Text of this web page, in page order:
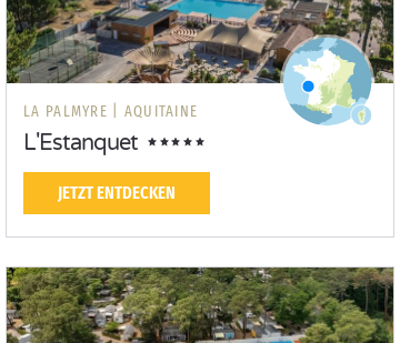
LA PALMYRE | AQUITAINE
L'Estanquet
JETZT ENTDECKEN